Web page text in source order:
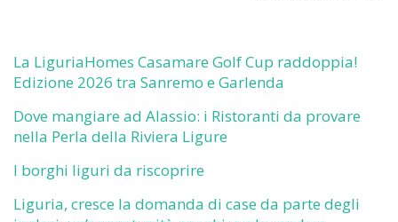
La LiguriaHomes Casamare Golf Cup raddoppia!
Edizione 2026 tra Sanremo e Garlenda
Dove mangiare ad Alassio: i Ristoranti da provare
nella Perla della Riviera Ligure
I borghi liguri da riscoprire
Liguria, cresce la domanda di case da parte degli